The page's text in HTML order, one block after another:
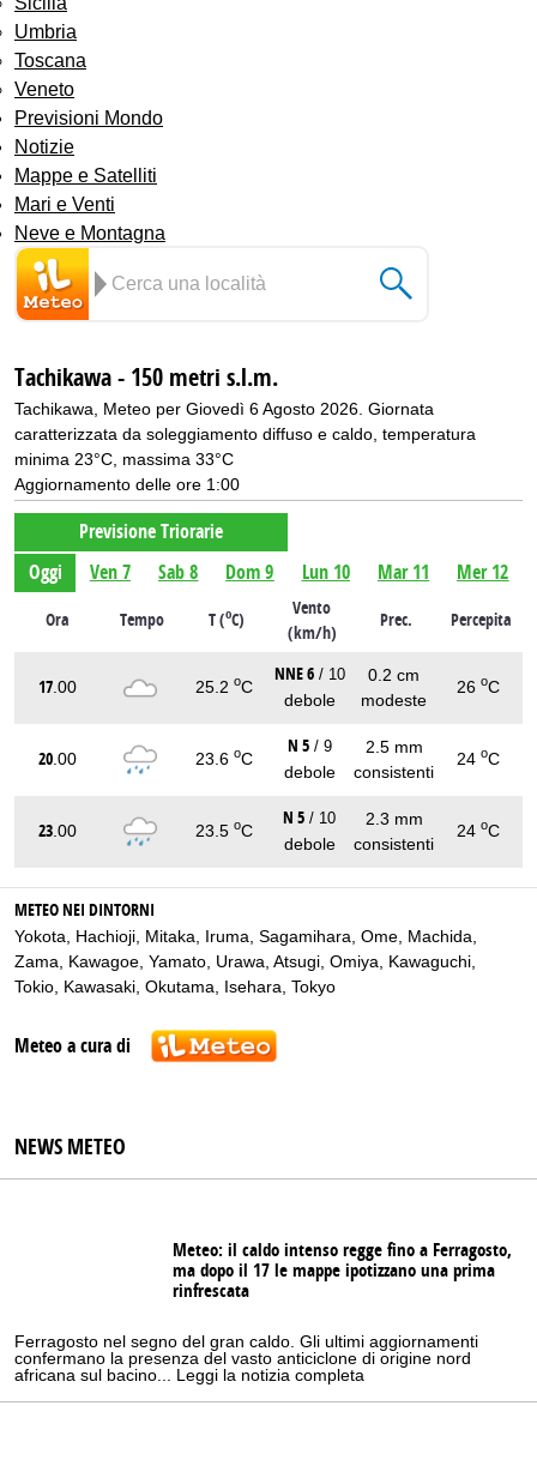
Umbria
Toscana
Veneto
Previsioni Mondo
Notizie
Mappe e Satelliti
Mari e Venti
Neve e Montagna
Tachikawa - 150 metri s.l.m.
Tachikawa, Meteo per Giovedì 6 Agosto 2026. Giornata
caratterizzata da soleggiamento diffuso e caldo, temperatura
minima 23°C, massima 33°C
Aggiornamento delle ore 1:00
Previsione Triorarie
Oggi
Ven 7 Sab 8 Dom 9 Lun 10 Mar 11 Mer 12
Ora Tempo T (oC)
Vento
(km/h)
Prec. Percepita
17 .00 25.2 oC
NNE 6 / 10
debole
0.2 cm
modeste
26 oC
20 .00 23.6 oC
N 5 / 9
debole
2.5 mm
consistenti
24 oC
23 .00 23.5 oC
N 5 / 10
debole
2.3 mm
consistenti
24 oC
METEO NEI DINTORNI
Yokota Hachioji Mitaka Iruma Sagamihara Ome Machida
Zama
Kawagoe Yamato Urawa Atsugi Omiya Kawaguchi
Tokio Kawasaki Okutama Isehara Tokyo
Meteo a cura di
NEWS METEO
Meteo: il caldo intenso regge fino a Ferragosto,
ma dopo il 17 le mappe ipotizzano una prima
rinfrescata
Ferragosto nel segno del gran caldo. Gli ultimi aggiornamenti
confermano la presenza del vasto anticiclone di origine nord
africana sul bacino... Leggi la notizia completa